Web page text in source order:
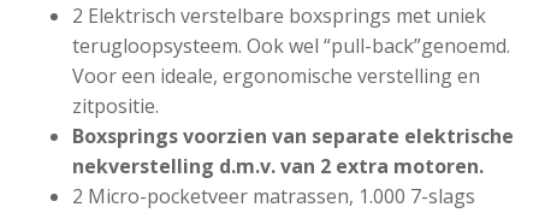
2 Elektrisch verstelbare boxsprings met uniek
terugloopsysteem. Ook wel “pull-back”genoemd.
Voor een ideale, ergonomische verstelling en
zitpositie.
Boxsprings voorzien van separate elektrische
nekverstelling d.m.v. van 2 extra motoren.
2 Micro-pocketveer matrassen, 1.000 7-slags